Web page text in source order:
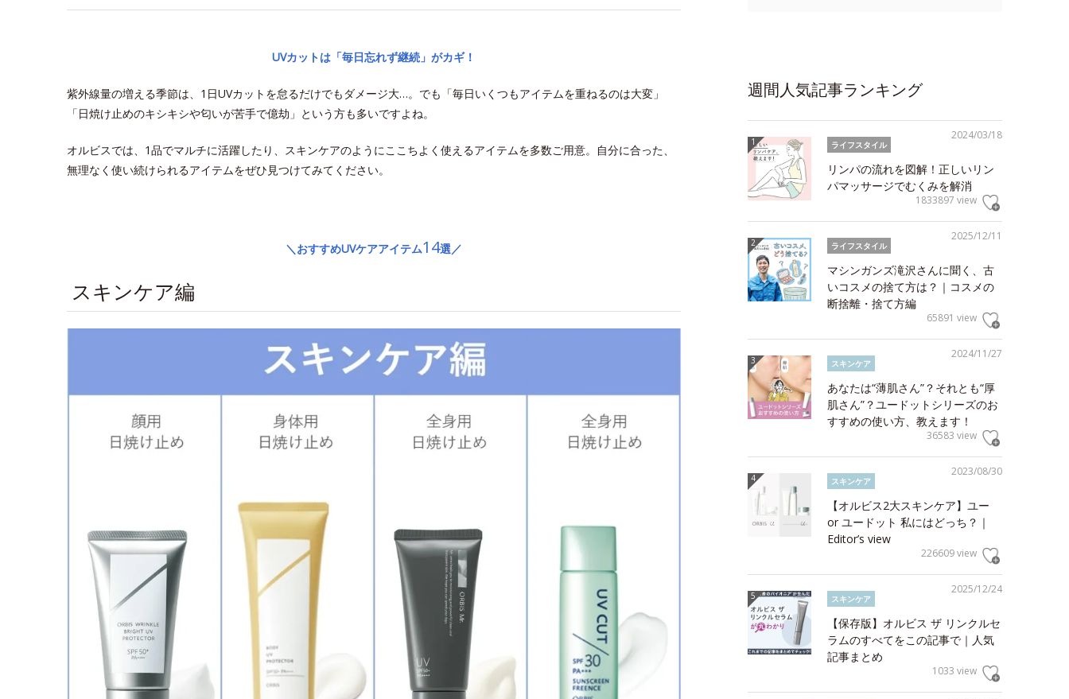
UVカットは「毎日忘れず継続」がカギ！
紫外線量の増える季節は、1日UVカットを怠るだけでもダメージ大…。でも「毎日いくつもアイテムを重ねるのは大変」
「日焼け止めのキシキシや匂いが苦手で億劫」という方も多いですよね。
オルビスでは、1品でマルチに活躍したり、スキンケアのようにここちよく使えるアイテムを多数ご用意。自分に合った、
無理なく使い続けられるアイテムをぜひ見つけてみてください。
＼おすすめUVケアアイテム14選／
スキンケア編
週間人気記事ランキング
2024/03/18
ライフスタイル
リンパの流れを図解！正しいリン
パマッサージでむくみを解消
1833897 view
2025/12/11
ライフスタイル
マシンガンズ滝沢さんに聞く、古
いコスメの捨て方は？｜コスメの
断捨離・捨て方編
65891 view
2024/11/27
スキンケア
あなたは“薄肌さん”？それとも“厚
肌さん”？ユードットシリーズのお
すすめの使い方、教えます！
36583 view
2023/08/30
スキンケア
【オルビス2大スキンケア】ユー
or ユードット 私にはどっち？｜
Editor’s view
226609 view
2025/12/24
スキンケア
【保存版】オルビス ザ リンクルセ
ラムのすべてをこの記事で｜人気
記事まとめ
1033 view